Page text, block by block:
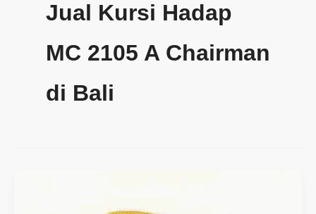
Jual Kursi Hadap
MC 2105 A Chairman
di Bali